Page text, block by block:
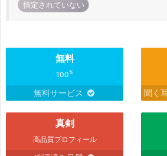
指定されていない
無料
100%
無料サービス 聞く
真剣
高品質プロフィール